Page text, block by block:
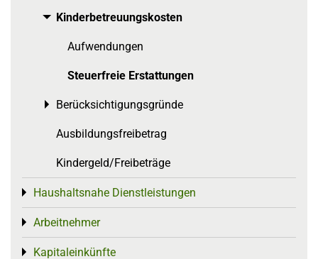
Kinderbetreuungskosten
Toggle menu
Aufwendungen
Steuerfreie Erstattungen
Berücksichtigungsgründe
Toggle menu
Ausbildungsfreibetrag
Kindergeld/Freibeträge
Haushaltsnahe Dienstleistungen
Toggle menu
Arbeitnehmer
Toggle menu
Kapitaleinkünfte
Toggle menu